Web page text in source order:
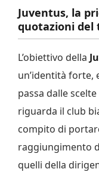
Juventus, la
quotazioni del
L’obiettivo della
un’identità forte,
passa dalle
riguarda il club
compito di
raggiungimento
quelli della